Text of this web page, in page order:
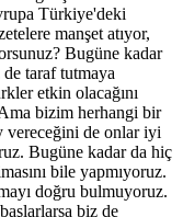
Türkiye'deki
manşet atıyor,
Bugüne kadar
taraf tutmaya
etkin olacağını
bizim herhangi bir
vereceğini de onlar iyi
Bugüne kadar da hiç
bile yapmıyoruz.
doğru bulmuyoruz.
biz de